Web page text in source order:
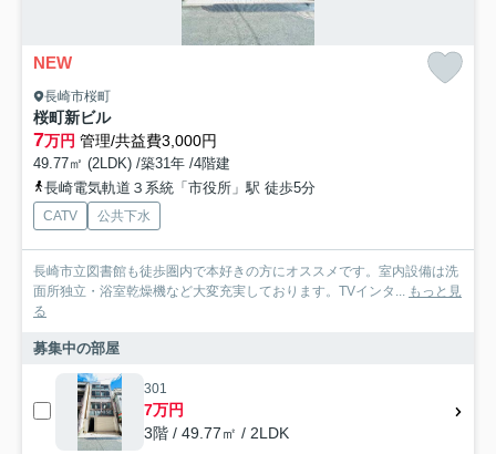
NEW
長崎市桜町
桜町新ビル
7万円 管理/共益費3,000円
49.77㎡ (2LDK) /築31年 /4階建
長崎電気軌道３系統「市役所」駅 徒歩5分
CATV 公共下水
長崎市立図書館も徒歩圏内で本好きの方にオススメです。室内設備は洗
面所独立・浴室乾燥機など大変充実しております。TVインタ...
もっと見
る
募集中の部屋
301
7万円
3階 / 49.77㎡ / 2LDK